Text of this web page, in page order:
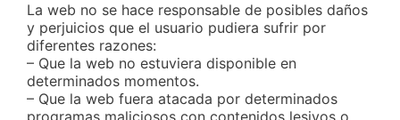
La web no se hace responsable de posibles daños
y perjuicios que el usuario pudiera sufrir por
diferentes razones:
– Que la web no estuviera disponible en
determinados momentos.
– Que la web fuera atacada por determinados